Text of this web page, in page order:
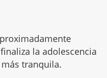
la adolescencia
tranquila.